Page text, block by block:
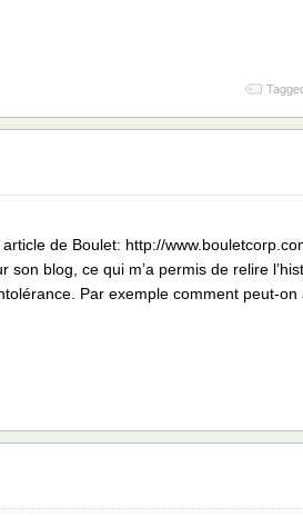
de Boulet: http://
son blog, ce qui m’a permis de relire
Par exemple comment peut-on